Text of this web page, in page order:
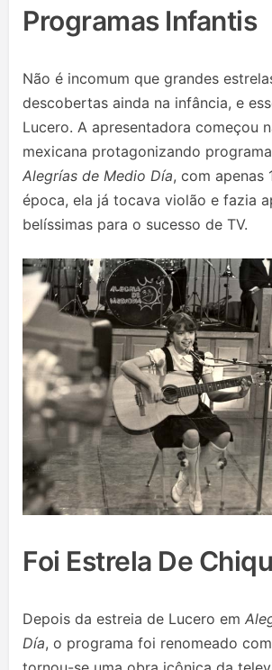
Programas Infantis
Não é incomum que grandes
descobertas ainda na infância, e
Lucero. A apresentadora começou
mexicana protagonizando
Alegrías de Medio Día, com apenas
época, ela já tocava violão e fazia
belíssimas para o sucesso de TV.
Foi Estrela De
Depois da estreia de Lucero em
Día, o programa foi renomeado